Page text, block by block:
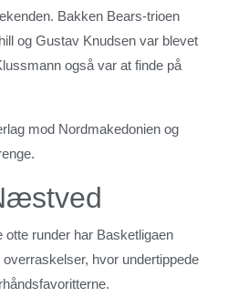
Bakken Bears-trioen
og Gustav Knudsen var blevet
også var at finde på
mod Nordmakedonien og
runder har Basketligaen
hvor undertippede